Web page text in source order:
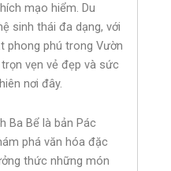
mạo hiểm. Du
sinh thái đa dạng, với
phong phú trong Vườn
vẹn vẻ đẹp và sức
nơi đây.
Ba Bể là bản Pác
phá văn hóa đặc
thức những món